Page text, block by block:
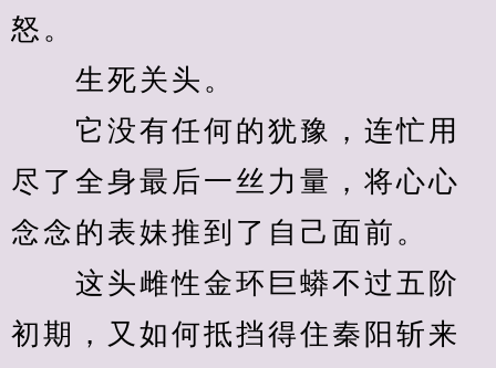
怒。
生死关头。
它没有任何的犹豫，连忙用
尽了全身最后一丝力量，将心心
念念的表妹推到了自己面前。
这头雌性金环巨蟒不过五阶
初期，又如何抵挡得住秦阳斩来